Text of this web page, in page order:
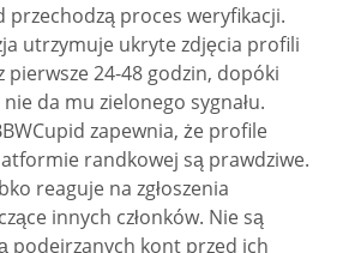
przechodzą proces weryfikacji.
utrzymuje ukryte zdjęcia profili
pierwsze 24-48 godzin, dopóki
da mu zielonego sygnału.
zapewnia, że profile
randkowej są prawdziwe.
reaguje na zgłoszenia
innych członków. Nie są
podejrzanych kont przed ich